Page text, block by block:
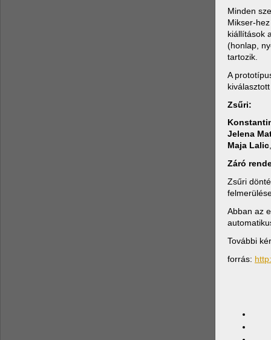
Minden
Mikser-
kiállítások
(honlap,
tartozik.
A
Zsűri:
Jelena
Maja Lalic
Záró
Zsűri
Abban az
További
forrás: